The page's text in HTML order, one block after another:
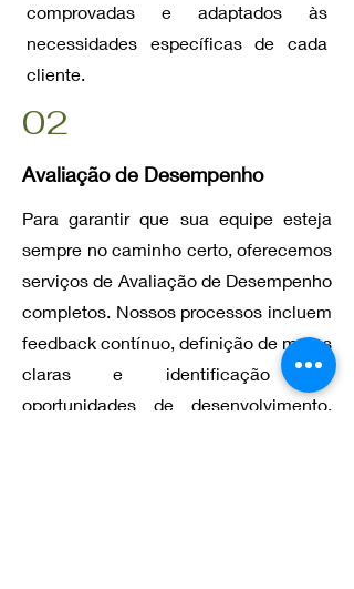
comprovadas e adaptados às
necessidades específicas de cada
cliente.
02
Avaliação de Desempenho
Para garantir que sua equipe esteja
sempre no caminho certo, oferecemos
serviços de Avaliação de Desempenho
completos. Nossos processos incluem
feedback contínuo, definição de metas
claras e identificação de
oportunidades de desenvolvimento,